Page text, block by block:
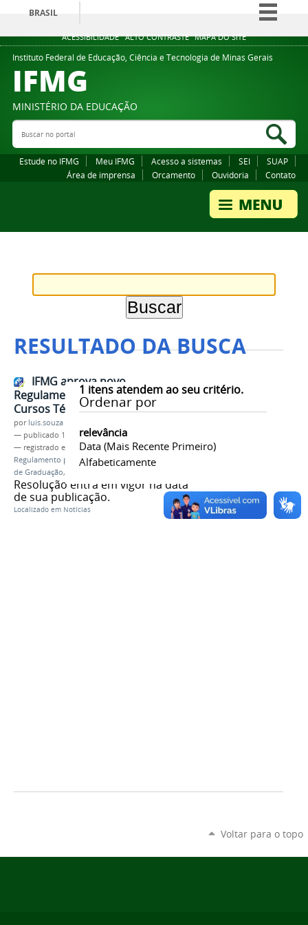
ACESSIBILIDADE ALTO CONTRASTE MAPA DO SITE
BRASIL
Simplifique!
Comunica BR
Legislação
Instituto Federal de Educação, Ciência e Tecnologia de Minas Gerais
IFMG
MINISTÉRIO DA EDUCAÇÃO
Buscar no portal
Estude no IFMG Meu IFMG Acesso a sistemas SEI
SUAP
Área de imprensa
Orcamento Ouvidoria Contato
RESULTADO DA BUSCA
1 itens atendem ao seu critério.
Ordenar por
relevância
Data (mais Recente Primeiro)
Alfabeticamente
IFMG aprova novo
Regulamento para Criação de
Cursos Técnicos e de Graduação
por luis.souza
— publicado 12/02/2025
— registrado em:
Resolução 11/2025,
Regulamento para Criação de Cursos Técnicos e
de Graduação,
Resolução entra em vigor na data
de sua publicação.
Localizado em Notícias
Voltar para o topo